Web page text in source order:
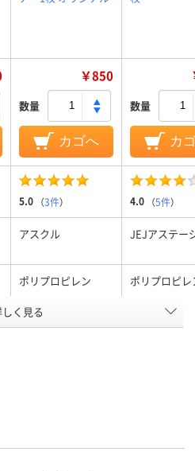
￥850
数量
カゴへ
数量
カ
5.0 （3件） 4.0 （5件）
アスクル JEJアステー
ポリプロピレン ポリプロピレ
クリア（透明）系 クリア(透明)
く見る